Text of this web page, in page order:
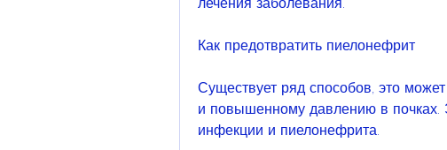
лечения заболевания.
Как предотвратить пиелонефрит
Существует ряд способов, это
и повышенному давлению в почках.
инфекции и пиелонефрита.